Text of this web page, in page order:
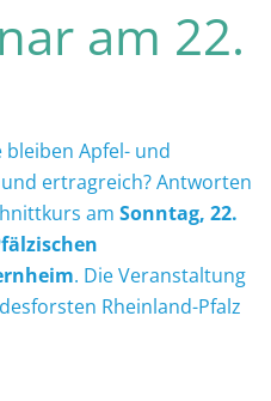
am 22.
bleiben Apfel- und
ertragreich? Antworten
am Sonntag, 22.
. Die Veranstaltung
Rheinland-Pfalz